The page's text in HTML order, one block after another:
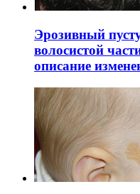
Эрозивный
волосистой
описание